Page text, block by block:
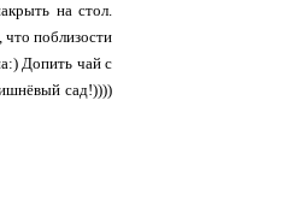
на стол.
поблизости
Допить чай с
сад!))))